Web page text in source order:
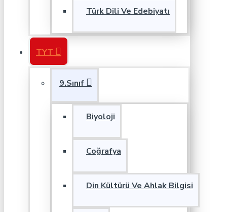
Türk Dili Ve Edebiyatı
TYT
9.Sınıf
Biyoloji
Coğrafya
Din Kültürü Ve Ahlak Bilgisi